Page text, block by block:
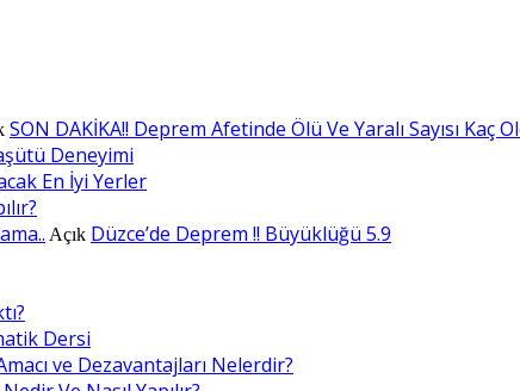
SON DAKİKA!! Deprem Afetinde Ölü Ve Yaralı Sayısı Kaç
Deneyimi
En İyi Yerler
Açık Düzce’de Deprem !! Büyüklüğü 5.9
Dersi
ve Dezavantajları Nelerdir?